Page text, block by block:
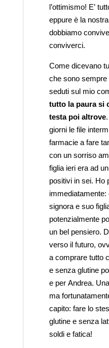
l’ottimismo! E’
eppure è la
dobbiamo
conviverci.
Come dicevano
che sono
seduti sul mio
tutto la paura si
testa poi altrove
giorni le file
farmacie a fare
con un sorriso
figlia ieri era ad
positivi in sei. Ho
immediatamente:
signora e suo
potenzialmente
un bel pensiero.
verso il futuro,
a comprare tutto
e senza glutine
e per Andrea.
ma
capito: fare lo
glutine e senza
soldi e fatica!